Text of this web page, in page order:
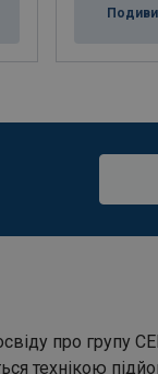
про групу
технікою